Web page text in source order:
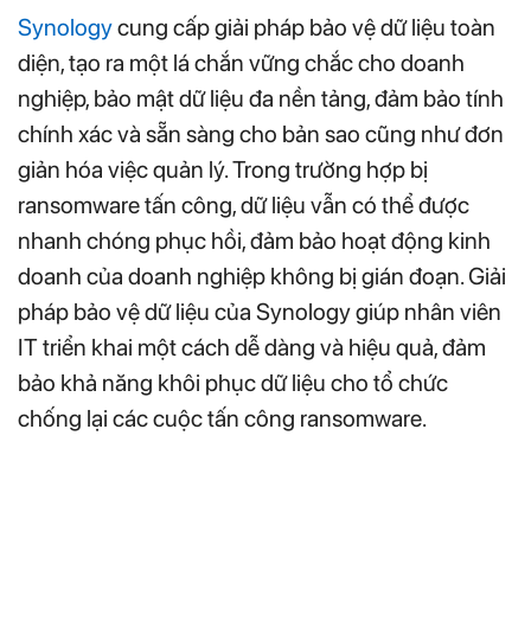
Synologycung cấp giải pháp bảo vệ dữ liệu toàn
diện, tạo ra một lá chắn vững chắc cho doanh
nghiệp, bảo mật dữ liệu đa nền tảng, đảm bảo tính
chính xác và sẵn sàng cho bản sao cũng như đơn
giản hóa việc quản lý. Trong trường hợp bị
ransomware tấn công, dữ liệu vẫn có thể được
nhanh chóng phục hồi, đảm bảo hoạt động kinh
doanh của doanh nghiệp không bị gián đoạn. Giải
pháp bảo vệ dữ liệu của Synology giúp nhân viên
IT triển khai một cách dễ dàng và hiệu quả, đảm
bảo khả năng khôi phục dữ liệu cho tổ chức
chống lại các cuộc tấn công ransomware.